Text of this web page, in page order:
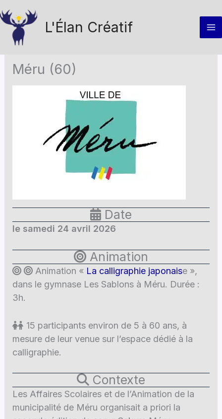
au
contenu
L'Élan Créatif
Méru (60)
Date
le samedi 24 avril 2026
Animation
Animation « La calligraphie japonaise »,
dans le gymnase Les Sablons à Méru. Durée :
3h.
15 participants environ de 5 à 60 ans, à
mesure de leur venue sur l’espace dédié à la
calligraphie.
Contexte
Les Affaires Scolaires et de l’Animation de la
municipalité de Méru organisait a priori la